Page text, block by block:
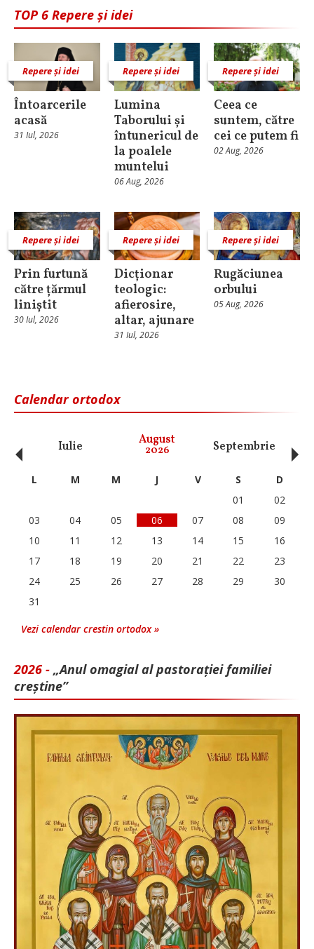
TOP 6 Repere și idei
Repere și idei
Întoarcerile
acasă
31 Iul, 2026
Repere și idei
Lumina
Taborului și
întunericul de
la poalele
muntelui
06 Aug, 2026
Repere și idei
Ceea ce
suntem, către
cei ce putem fi
02 Aug, 2026
Repere și idei
Prin furtună
către țărmul
liniștit
30 Iul, 2026
Repere și idei
Dicționar
teologic:
afierosire,
altar, ajunare
31 Iul, 2026
Repere și idei
Rugăciunea
orbului
05 Aug, 2026
Calendar ortodox
Iulie August
2026 Septembrie
‹ L M M J V S
D
01
02
03
04 05 06 07 08
09
10
11 12 13 14 15
16
17
18 19 20 21 22
23
24
25 26 27 28 29
30
31
Vezi calendar crestin ortodox »
2026 - „Anul omagial al pastorației familiei
creștine”